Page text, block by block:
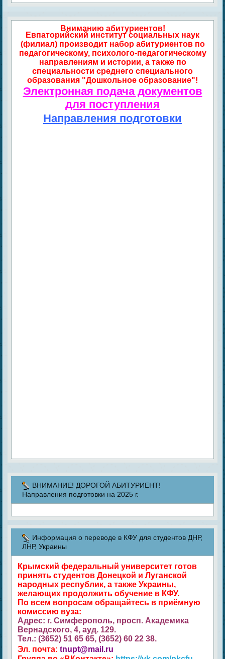
Вниманию абитуриентов!
Евпаторийский институт социальных наук
(филиал) производит набор абитуриентов по
педагогическому, психолого-педагогическому
направлениям и истории, а также по
специальности среднего специального
образования "Дошкольное образование"!
Электронная подача документов
для поступления
Направления подготовки
ВНИМАНИЕ! ДОРОГОЙ АБИТУРИЕНТ!
Направления подготовки на 2025 г.
Информация о переводе в КФУ для студентов ДНР,
ЛНР, Украины
Крымский федеральный университет готов
принять студентов Донецкой и Луганской
народных республик, а также Украины,
желающих продолжить обучение в КФУ.
По всем вопросам обращайтесь в приёмную
комиссию вуза:
Адрес: г. Симферополь, просп. Академика
Вернадского, 4, ауд. 129.
Тел.: (3652) 51 65 65, (3652) 60 22 38.
Эл. почта:tnupt@mail.ru